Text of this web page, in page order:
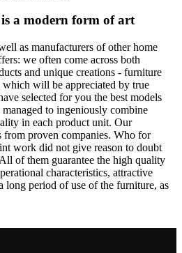
a modern form of art
as manufacturers of other home
we often come across both
and unique creations - furniture
will be appreciated by true
selected for you the best models
to ingeniously combine
in each product unit. Our
from proven companies. Who for
work did not give reason to doubt
of them guarantee the high quality
characteristics, attractive
long period of use of the furniture, as